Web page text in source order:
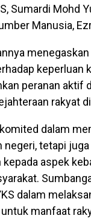
Sumardi Mohd
Manusia,
menegaskan
keperluan
peranan aktif
rakyat
dalam
negeri, tetapi
aspek
dalam
manfaat